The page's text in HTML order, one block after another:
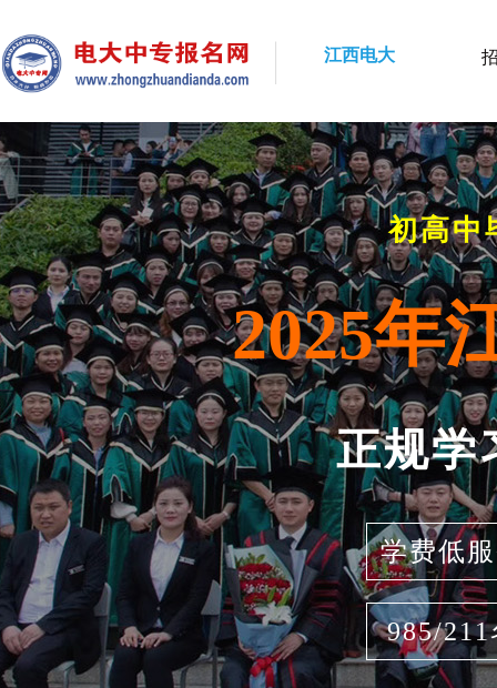
江西电大
初高中
2025年
正规学
学费低
985/211